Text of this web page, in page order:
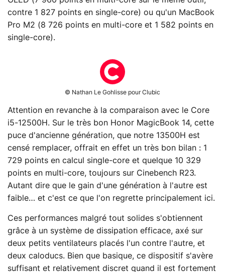
contre 1 827 points en single-core) ou qu'un MacBook
Pro M2 (8 726 points en multi-core et 1 582 points en
single-core).
© Nathan Le Gohlisse pour Clubic
Attention en revanche à la comparaison avec le Core
i5-12500H. Sur le très bon Honor MagicBook 14, cette
puce d'ancienne génération, que notre 13500H est
censé remplacer, offrait en effet un très bon bilan : 1
729 points en calcul single-core et quelque 10 329
points en multi-core, toujours sur Cinebench R23.
Autant dire que le gain d'une génération à l'autre est
faible… et c'est ce que l'on regrette principalement ici.
Ces performances malgré tout solides s'obtiennent
grâce à un système de dissipation efficace, axé sur
deux petits ventilateurs placés l'un contre l'autre, et
deux caloducs. Bien que basique, ce dispositif s'avère
suffisant et relativement discret quand il est fortement